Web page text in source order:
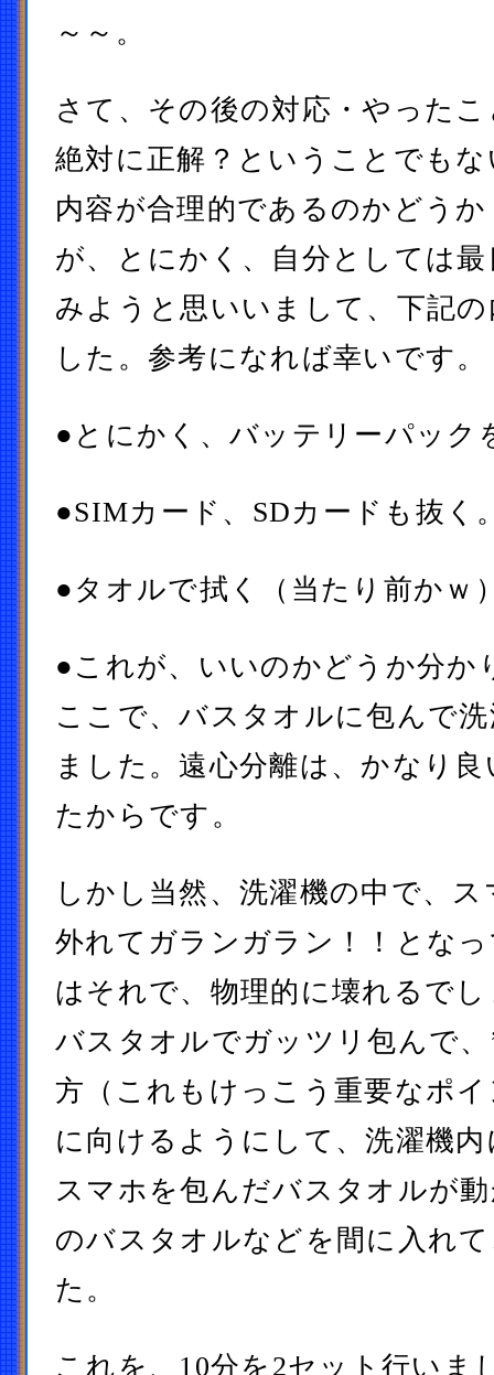
～～。
さて、その後の対応・やった
絶対に正解？ということでも
内容が合理的であるのかどう
が、とにかく、自分としては
みようと思いいまして、下記
した。参考になれば幸いです。
●とにかく、バッテリーパック
●SIMカード、SDカードも抜く
●タオルで拭く（当たり前かｗ
●これが、いいのかどうか分か
ここで、バスタオルに包んで
ました。遠心分離は、かなり
たからです。
しかし当然、洗濯機の中で、
外れてガランガラン！！とな
はそれで、物理的に壊れるで
バスタオルでガッツリ包んで
方（これもけっこう重要なポ
に向けるようにして、洗濯機
スマホを包んだバスタオルが
のバスタオルなどを間に入れ
た。
これを、10分を2セット行いま